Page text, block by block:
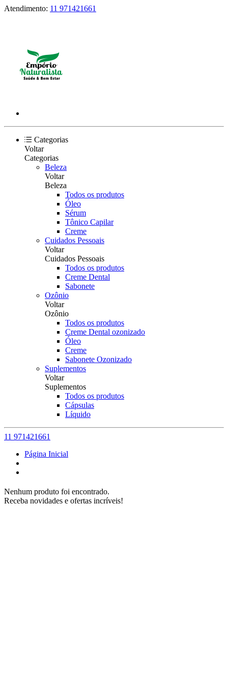
Atendimento: 11 971421661
Categorias
Voltar
Categorias
Beleza
Voltar
Beleza
Todos os produtos
Óleo
Sérum
Tônico Capilar
Creme
Cuidados Pessoais
Voltar
Cuidados Pessoais
Todos os produtos
Creme Dental
Sabonete
Ozônio
Voltar
Ozônio
Todos os produtos
Creme Dental ozonizado
Óleo
Creme
Sabonete Ozonizado
Suplementos
Voltar
Suplementos
Todos os produtos
Cápsulas
Líquido
11 971421661
Página Inicial
Nenhum produto foi encontrado.
Receba novidades e ofertas incríveis!